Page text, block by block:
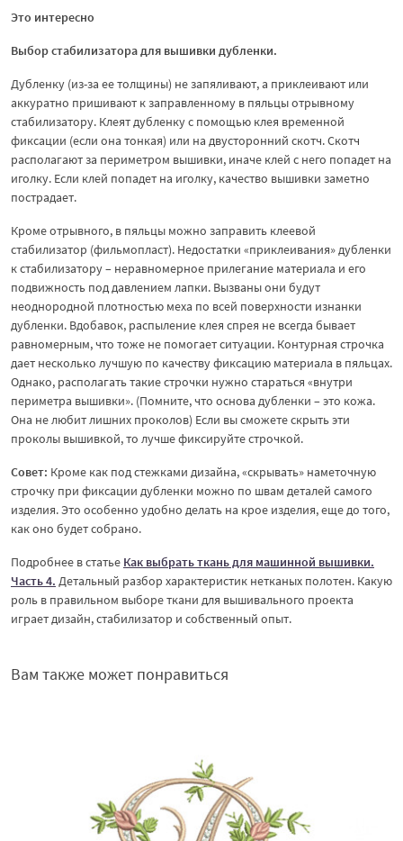
Это интересно
Выбор стабилизатора для вышивки дубленки.
Дубленку (из-за ее толщины) не запяливают, а приклеивают или
аккуратно пришивают к заправленному в пяльцы отрывному
стабилизатору. Клеят дубленку с помощью клея временной
фиксации (если она тонкая) или на двусторонний скотч. Скотч
располагают за периметром вышивки, иначе клей с него попадет на
иголку. Если клей попадет на иголку, качество вышивки заметно
пострадает.
Кроме отрывного, в пяльцы можно заправить клеевой
стабилизатор (фильмопласт). Недостатки «приклеивания» дубленки
к стабилизатору – неравномерное прилегание материала и его
подвижность под давлением лапки. Вызваны они будут
неоднородной плотностью меха по всей поверхности изнанки
дубленки. Вдобавок, распыление клея спрея не всегда бывает
равномерным, что тоже не помогает ситуации. Контурная строчка
дает несколько лучшую по качеству фиксацию материала в пяльцах.
Однако, располагать такие строчки нужно стараться «внутри
периметра вышивки». (Помните, что основа дубленки – это кожа.
Она не любит лишних проколов) Если вы сможете скрыть эти
проколы вышивкой, то лучше фиксируйте строчкой.
Совет: Кроме как под стежками дизайна, «скрывать» наметочную
строчку при фиксации дубленки можно по швам деталей самого
изделия. Это особенно удобно делать на крое изделия, еще до того,
как оно будет собрано.
Подробнее в статье Как выбрать ткань для машинной вышивки.
Часть 4. Детальный разбор характеристик нетканых полотен. Какую
роль в правильном выборе ткани для вышивального проекта
играет дизайн, стабилизатор и собственный опыт.
Вам также может понравиться